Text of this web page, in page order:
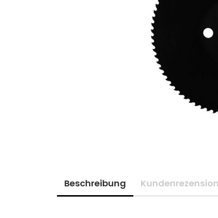
Beschreibung